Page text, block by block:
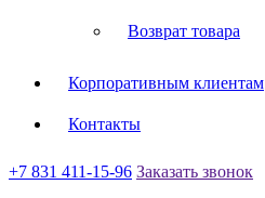
Возврат товара
Корпоративным клиентам
Контакты
+7 831 411-15-96 Заказать звонок